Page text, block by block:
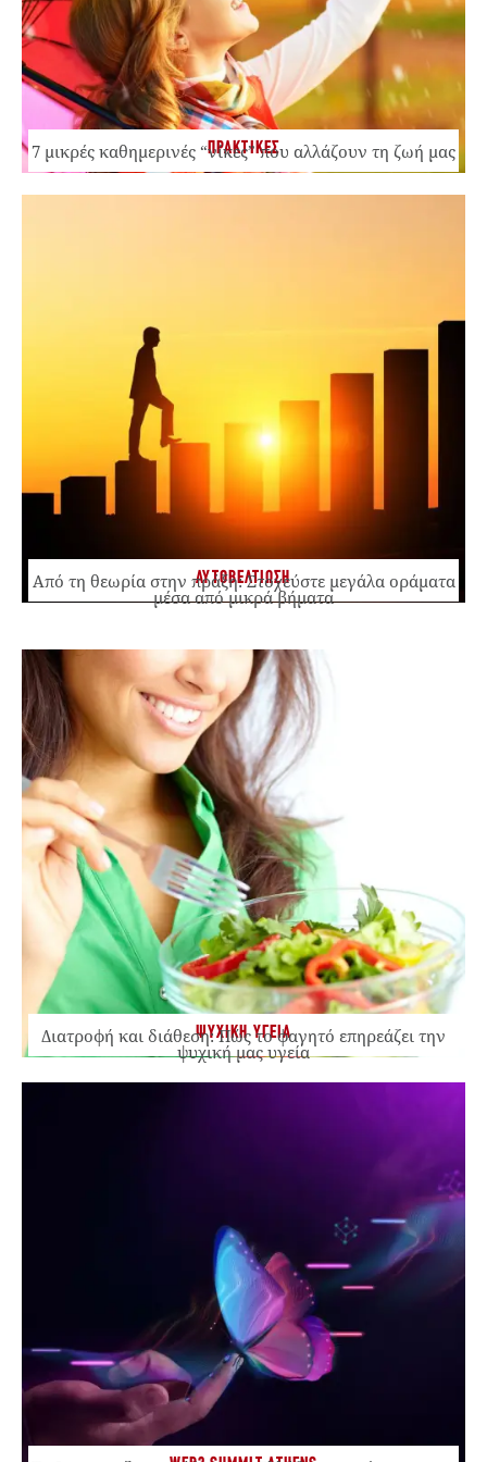
ΠΡΑΚΤΙΚΕΣ
7 μικρές καθημερινές “νίκες” που αλλάζουν τη ζωή μας
ΑΥΤΟΒΕΛΤΙΩΣΗ
Από τη θεωρία στην πράξη: Στοχεύστε μεγάλα οράματα
μέσα από μικρά βήματα
ΨΥΧΙΚΗ ΥΓΕΙΑ
Διατροφή και διάθεση: Πώς το φαγητό επηρεάζει την
ψυχική μας υγεία